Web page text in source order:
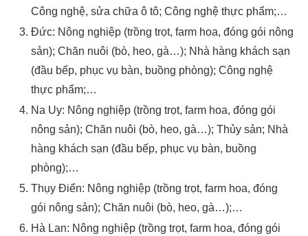
Công nghệ, sửa chữa ô tô; Công nghệ thực phẩm;…
Đức: Nông nghiệp (trồng trọt, farm hoa, đóng gói nông
sản); Chăn nuôi (bò, heo, gà…); Nhà hàng khách sạn
(đầu bếp, phục vụ bàn, buồng phòng); Công nghệ
thực phẩm;…
Na Uy: Nông nghiệp (trồng trọt, farm hoa, đóng gói
nông sản); Chăn nuôi (bò, heo, gà…); Thủy sản; Nhà
hàng khách sạn (đầu bếp, phục vụ bàn, buồng
phòng);…
Thụy Điển: Nông nghiệp (trồng trọt, farm hoa, đóng
gói nông sản); Chăn nuôi (bò, heo, gà…);…
Hà Lan: Nông nghiệp (trồng trọt, farm hoa, đóng gói